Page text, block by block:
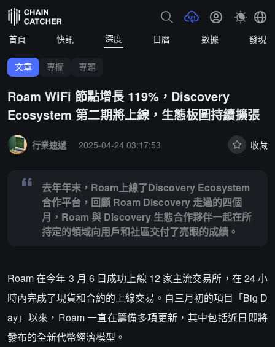
首頁 快訊 深度 日曆 數據 發現
文章 專欄 專題
Roam WiFi 節點增長 119%，Discovery
Ecosystem 第二期將上線，生態板圖持續擴張
行業速遞
2025-04-24 03:17:53 收藏
去年年末，Roam上線了Discovery Ecosystem
合作平台，回顧 Roam Discovery 走過的四個
月，Roam 與 Discovery 生態合作夥伴一起在所
持定的領域向用戶和社區交付了亮眼的成績。
Roam 在今年 3 月 6 日成功上線 12 家主流交易所，在 24 小
時內完成了現貨和合約的上線交易。自三月初的項目「Big D
ay」以來，Roam 一直在籌備多項更新，其中包括近日即將
發布的全新代幣經濟模型。